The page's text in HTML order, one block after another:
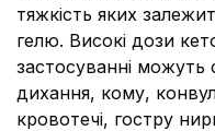
тяжкість яких
гелю. Високі дози
застосуванні можуть
дихання, кому,
кровотечі, гостру